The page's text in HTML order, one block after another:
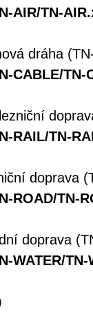
AIR/TN-
dráha
CABLE/TN-
RAIL/TN-
doprava
ROAD/TN-
doprava
WATER/TN-